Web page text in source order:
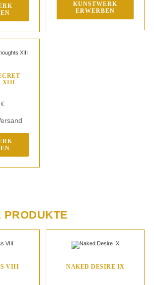
KUNSTWERK
ERWERBEN
XIII
€
PRODUKTE
VIII NAKED DESIRE IX